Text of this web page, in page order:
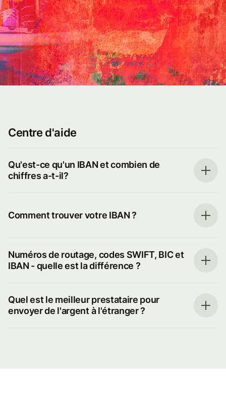
Centre d'aide
Qu'est-ce qu'un IBAN et combien de
chiffres a-t-il?
Comment trouver votre IBAN ?
Numéros de routage, codes SWIFT, BIC et
IBAN - quelle est la différence ?
Quel est le meilleur prestataire pour
envoyer de l'argent à l'étranger ?